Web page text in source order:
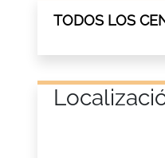
TODOS LOS